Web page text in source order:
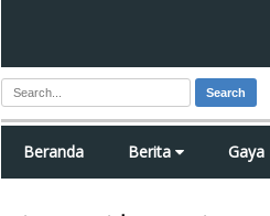
Search
Beranda Berita Gaya